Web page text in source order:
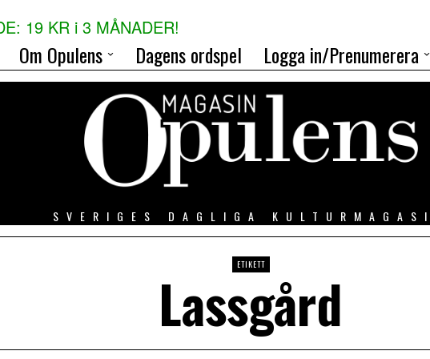
19 KR i 3 MÅNADER!
Om Opulens Dagens ordspel Logga in/Prenumerera
SVERIGES DAGLIGA
ETIKETT
Lassgård